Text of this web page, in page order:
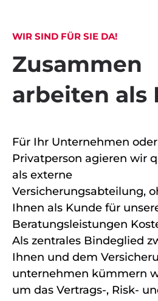
WIR SIND FÜR SIE DA!
Zusammen
arbeiten als
Für Ihr Unternehmen
Privatperson agieren wir
als externe
Versicherungsabteilung,
Ihnen als Kunde für
Beratungsleistungen
Als zentrales Bindeglied
Ihnen und dem
unternehmen kümmern
um das Vertrags-, Risk-